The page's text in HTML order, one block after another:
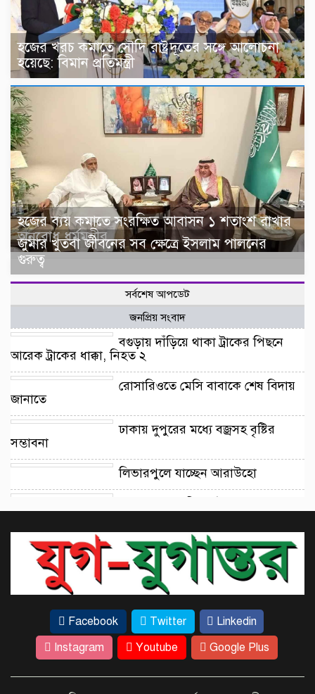
হজের খরচ কমাতে সৌদি রাষ্ট্রদূতের সঙ্গে আলোচনা
হয়েছে: বিমান প্রতিমন্ত্রী
হজের ব্যয় কমাতে সংরক্ষিত আবাসন ১ শতাংশ রাখার
অনুরোধ ধর্মমন্ত্রীর
জুমার খুতবা জীবনের সব ক্ষেত্রে ইসলাম পালনের
গুরুত্ব
সর্বশেষ আপডেট
জনপ্রিয় সংবাদ
বগুড়ায় দাঁড়িয়ে থাকা ট্রাকের পিছনে
আরেক ট্রাকের ধাক্কা, নিহত ২
রোসারিওতে মেসি বাবাকে শেষ বিদায়
জানাতে
ঢাকায় দুপুরের মধ্যে বজ্রসহ বৃষ্টির
সম্ভাবনা
লিভারপুলে যাচ্ছেন আরাউহো
কক্সবাজারের মহেশখালীর
মাতারবাড়িতে পৌঁছেছেন প্রধানমন্ত্রী
গাজীপুরের স্বামীকে ছেড়ে প্রেমিককে
নিয়ে ট্রেনের নিচে তরুণী ঝাঁপ
Facebook Twitter
Linkedin
Instagram
Youtube Google Plus